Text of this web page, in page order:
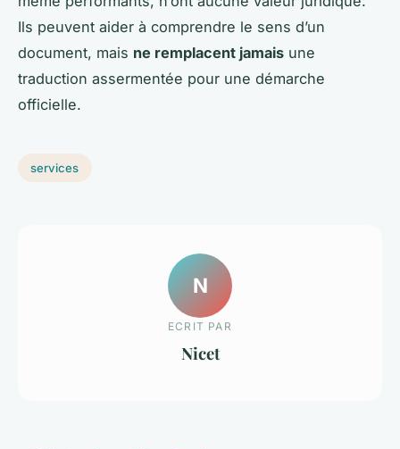
Ils peuvent aider à comprendre le sens d’un
document, mais ne remplacent jamais une
traduction assermentée pour une démarche
officielle.
services
N
ECRIT PAR
Nicet